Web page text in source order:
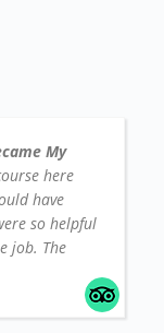
My
here
have
so helpful
job. The